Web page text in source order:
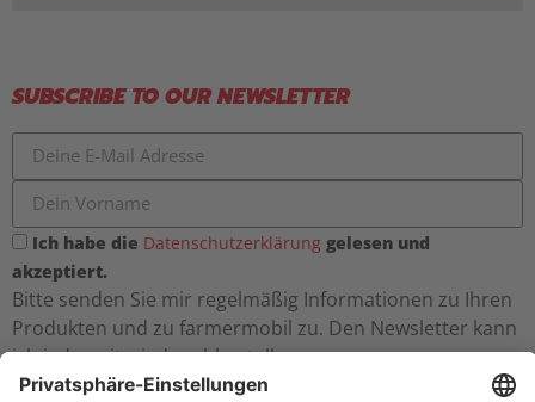
SUBSCRIBE TO OUR NEWSLETTER
Ich habe die Datenschutzerklärung gelesen und
akzeptiert.
Bitte senden Sie mir regelmäßig Informationen zu Ihren
Produkten und zu farmermobil zu. Den Newsletter kann
ich jederzeit wieder abbestellen.
Jetzt kostenlos anmelden!